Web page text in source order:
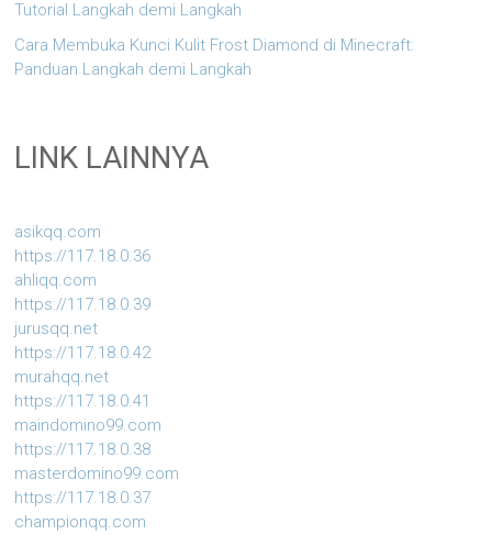
Tutorial Langkah demi Langkah
Cara Membuka Kunci Kulit Frost Diamond di Minecraft:
Panduan Langkah demi Langkah
LINK LAINNYA
asikqq.com
https://117.18.0.36
ahliqq.com
https://117.18.0.39
jurusqq.net
https://117.18.0.42
murahqq.net
https://117.18.0.41
maindomino99.com
https://117.18.0.38
masterdomino99.com
https://117.18.0.37
championqq.com